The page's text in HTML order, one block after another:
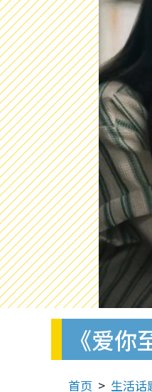
《爱
首页 生活话